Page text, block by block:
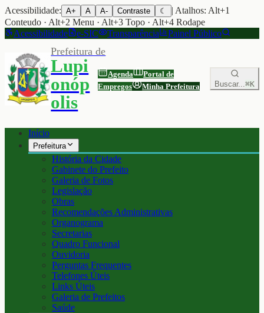
Acessibilidade: A+ A A- Contraste ☾
| Atalhos: Alt+1
Conteudo · Alt+2 Menu · Alt+3 Topo · Alt+4 Rodape
Acessibilidade
e-SIC Transparência Painel Público
Prefeitura de
Lupi
onóp
olis
Agenda
Portal de
Empregos
Minha Prefeitura Buscar...⌘K
Início
Prefeitura
História da Cidade
Gabinete do Prefeito
Galeria de Fotos
Legislação
Obras
Recomendações Administrativas
Organograma
Secretarias
Quadro Funcional
Ouvidoria
Perguntas Frequentes
Telefones Úteis
Links Úteis
Galeria de Prefeitos
Saúde